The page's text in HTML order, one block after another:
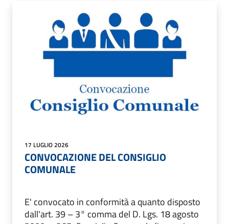
17 LUGLIO 2026
CONVOCAZIONE DEL CONSIGLIO
COMUNALE
E' convocato in conformità a quanto disposto
dall'art. 39 – 3° comma del D. Lgs. 18 agosto